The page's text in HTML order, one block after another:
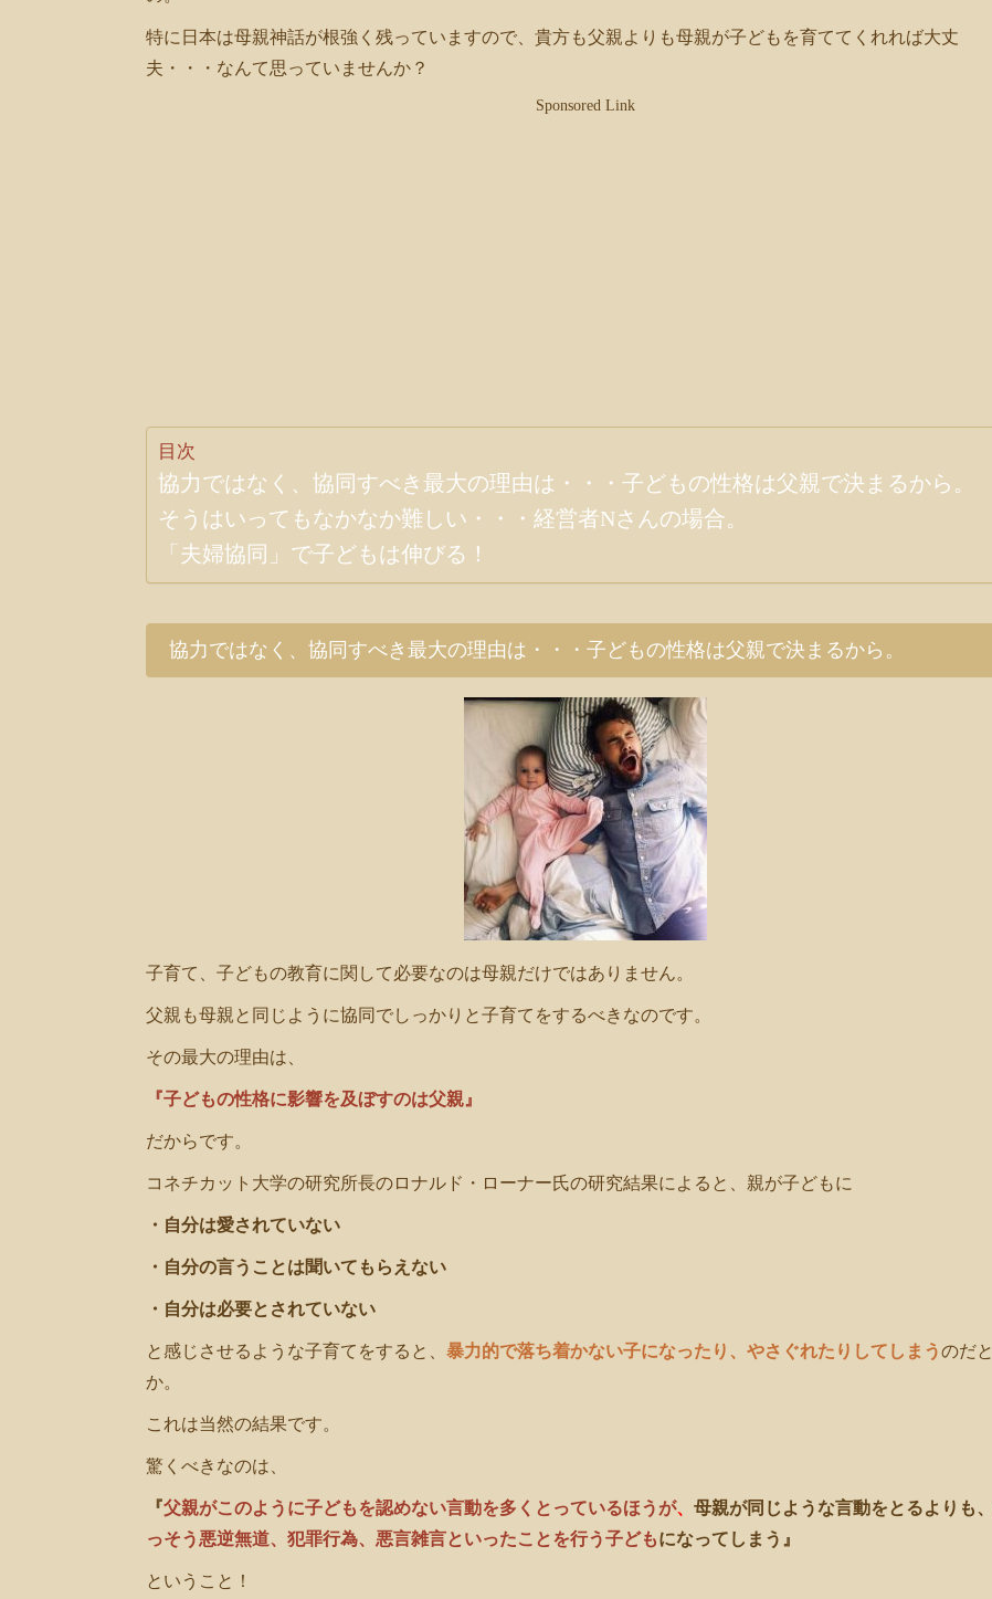
特に日本は母親神話が根強く残っていますので、貴方も父親よりも母親が子どもを育ててくれれば大丈
夫・・・なんて思っていませんか？
Sponsored Link
目次
協力ではなく、協同すべき最大の理由は・・・子どもの性格は父親で決まるから。
そうはいってもなかなか難しい・・・経営者Nさんの場合。
「夫婦協同」で子どもは伸びる！
協力ではなく、協同すべき最大の理由は・・・子どもの性格は父親で決まるから。
子育て、子どもの教育に関して必要なのは母親だけではありません。
父親も母親と同じように協同でしっかりと子育てをするべきなのです。
その最大の理由は、
『子どもの性格に影響を及ぼすのは父親』
だからです。
コネチカット大学の研究所長のロナルド・ローナー氏の研究結果によると、親が子どもに
・自分は愛されていない
・自分の言うことは聞いてもらえない
・自分は必要とされていない
と感じさせるような子育てをすると、 暴力的で落ち着かない子になったり、やさぐれたりしてしまうのだと
か。
これは当然の結果です。
驚くべきなのは、
『父親がこのように子どもを認めない言動を多くとっているほうが、 母親が同じような言動をとるよりも、
っそう悪逆無道、犯罪行為、悪言雑言といったことを行う子どもになってしまう』
ということ！